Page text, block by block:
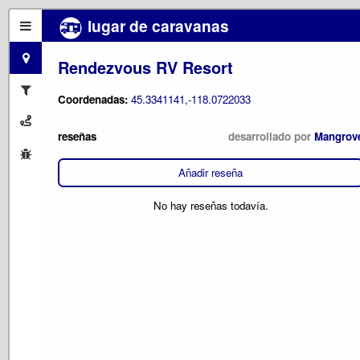
lugar de caravanas
Rendezvous RV Resort
Coordenadas: 45.3341141,-118.0722033
reseñas desarrollado por
Añadir reseña
No hay reseñas todavía.